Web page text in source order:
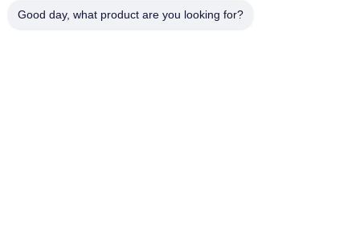
Good day, what product are you looking for?